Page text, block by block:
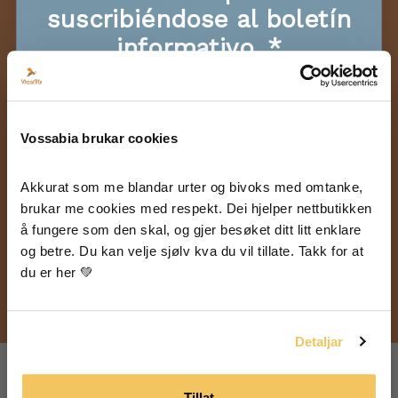
Vossabia brukar cookies
Akkurat som me blandar urter og bivoks med omtanke,
brukar me cookies med respekt. Dei hjelper nettbutikken
å fungere som den skal, og gjer besøket ditt litt enklare
og betre. Du kan velje sjølv kva du vil tillate. Takk for at
du er her 💚
Detaljar
Instrucciones de uso
Lo aplico por la mañana y mis labios
suscribiéndose al boletín
informativo. *
🐝 Ofertas exclusivas, información sobre
🐝 Súper consejos y recetas para alimentación,
🐝 Inspiración de nuestra granja
Acepto que mi información se almacene para